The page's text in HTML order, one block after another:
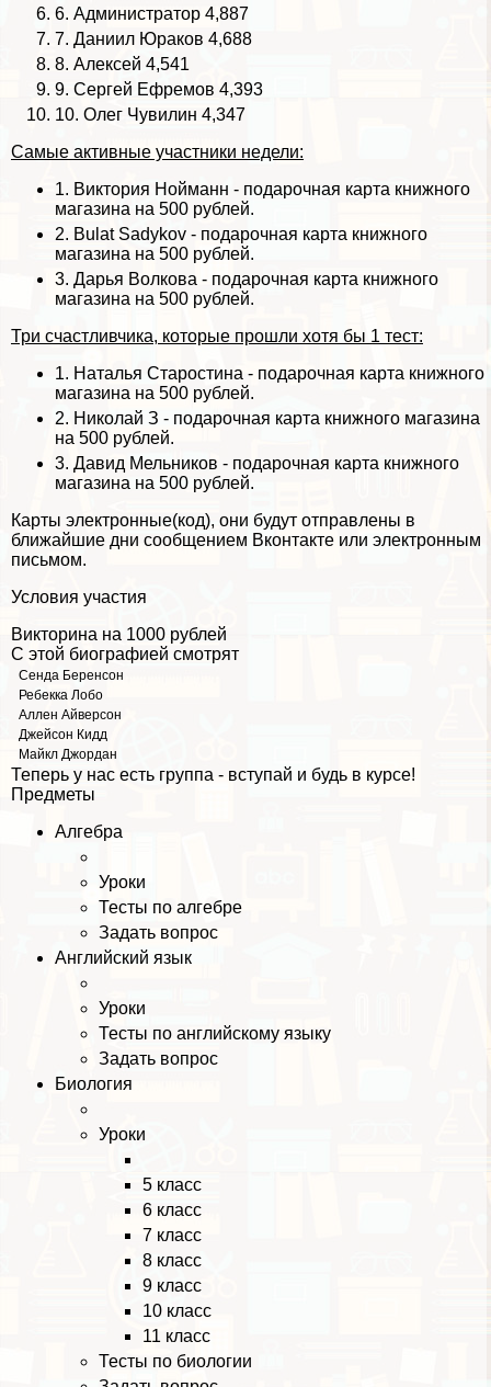
6. Администратор 4,887
7. Даниил Юpaков 4,688
8. Алексей 4,541
9. Сергeй Ефремов 4,393
10. Олег Чувилин 4,347
Самые активные участники недели:
1. Виктория Нойманн - подарочная карта книжного
магазина на 500 рублей.
2. Bulat Sadykov - подарочная карта книжного
магазина на 500 рублей.
3. Дарья Волкова - подарочная карта книжного
магазина на 500 рублей.
Три счастливчика, которые прошли хотя бы 1 тест:
1. Наталья Старостина - подарочная карта книжного
магазина на 500 рублей.
2. Николай З - подарочная карта книжного магазина
на 500 рублей.
3. Давид Мельников - подарочная карта книжного
магазина на 500 рублей.
Карты электронные(код), они будут отправлены в
ближайшие дни сообщением Вконтакте или электронным
письмом.
Условия участия
Викторина на 1000 рублей
С этой биографией смотрят
Сенда Беренсон
Ребекка Лобо
Аллен Айверсон
Джейсон Кидд
Майкл Джордан
Теперь у нас есть группа - вступай и будь в курсе!
Предметы
Алгебра
Уроки
Тесты по алгебре
Задать вопрос
Английский язык
Уроки
Тесты по английскому языку
Задать вопрос
Биология
Уроки
5 класс
6 класс
7 класс
8 класс
9 класс
10 класс
11 класс
Тесты по биологии